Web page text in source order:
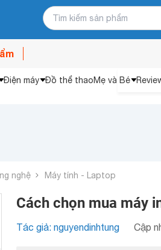
Điện máy Đồ thể thaoMẹ và Bé
nghệ Máy tính - Laptop
Cách chọn mua máy
Tác giả: nguyendinhtung Cập